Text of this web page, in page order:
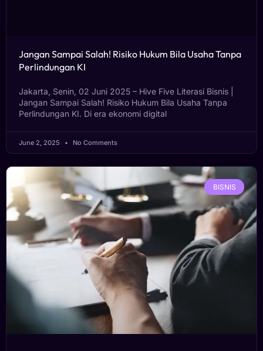
Jangan Sampai Salah! Risiko Hukum Bila Usaha Tanpa
Perlindungan KI
Jakarta, Senin, 02 Juni 2025 – Hive Five Literasi Bisnis |
Jangan Sampai Salah! Risiko Hukum Bila Usaha Tanpa
Perlindungan KI. Di era ekonomi digital
June 2, 2025 No Comments
BISNIS